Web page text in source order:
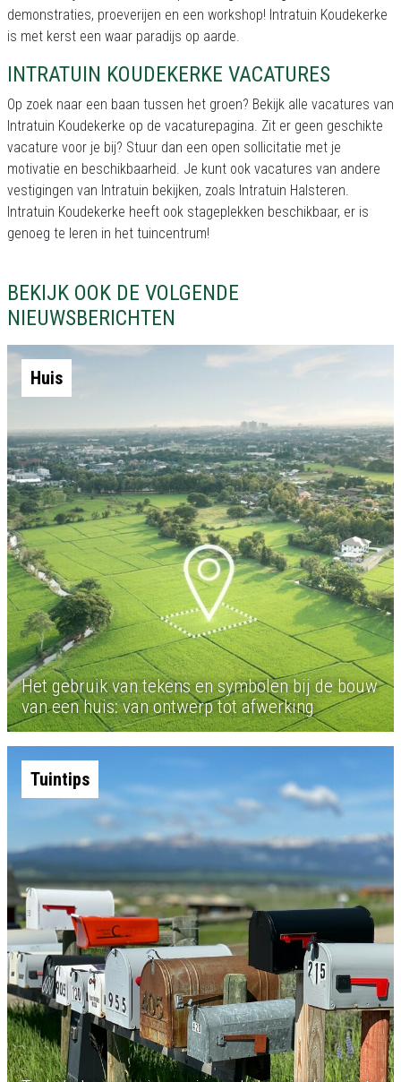
demonstraties, proeverijen en een workshop! Intratuin Koudekerke
is met kerst een waar paradijs op aarde.
INTRATUIN KOUDEKERKE VACATURES
Op zoek naar een baan tussen het groen? Bekijk alle vacatures van
Intratuin Koudekerke op de vacaturepagina. Zit er geen geschikte
vacature voor je bij? Stuur dan een open sollicitatie met je
motivatie en beschikbaarheid. Je kunt ook vacatures van andere
vestigingen van Intratuin bekijken, zoals Intratuin Halsteren.
Intratuin Koudekerke heeft ook stageplekken beschikbaar, er is
genoeg te leren in het tuincentrum!
BEKIJK OOK DE VOLGENDE
NIEUWSBERICHTEN
Huis
Het gebruik van tekens en symbolen bij de bouw
van een huis: van ontwerp tot afwerking
Tuintips